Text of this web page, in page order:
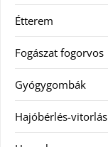
Étterem
Fogászat fogorvos
Gyógygombák
Hajóbérlés-vitorlás